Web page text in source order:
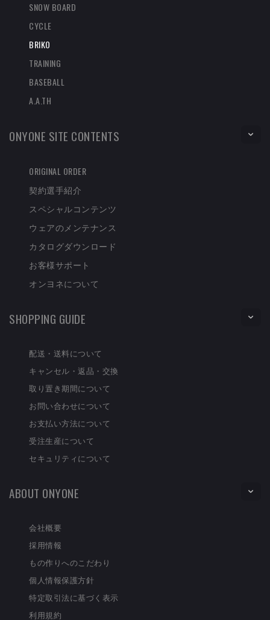
SNOW BOARD
CYCLE
BRIKO
TRAINING
BASEBALL
A.A.TH
ONYONE SITE CONTENTS
ORIGINAL ORDER
契約選手紹介
スペシャルコンテンツ
ウェアのメンテナンス
カタログダウンロード
お客様サポート
オンヨネについて
SHOPPING GUIDE
配送・送料について
キャンセル・返品・交換
取り置き期間について
お問い合わせについて
お支払い方法について
受注生産について
セキュリティについて
ABOUT ONYONE
会社概要
採用情報
もの作りへのこだわり
個人情報保護方針
特定取引法に基づく表示
利用規約